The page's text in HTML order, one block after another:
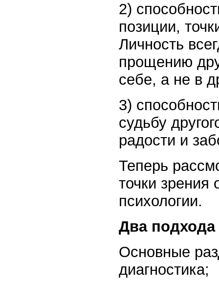
2)
позиции,
Личность
прощению
себе, а не в
3)
судьбу
радости и
Теперь
точки
психологии.
Два подхода
Основные
диагностика;